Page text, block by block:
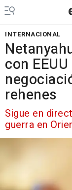
INTERNACIONAL
con
rehenes
Sigue en
guerra en